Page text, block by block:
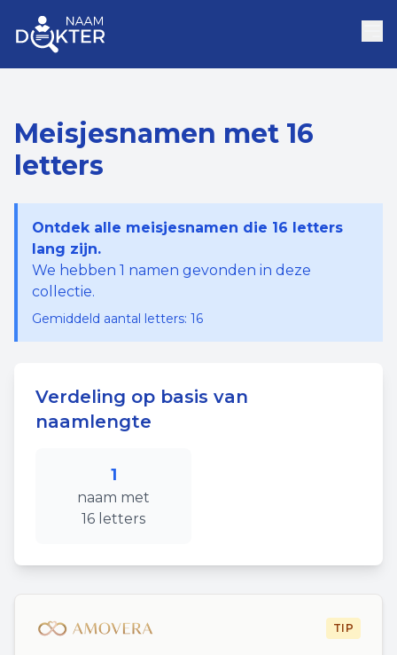
Meisjesnamen met 16
letters
Ontdek alle meisjesnamen die 16 letters
lang zijn.
We hebben 1 namen gevonden in deze
collectie.
Gemiddeld aantal letters: 16
Verdeling op basis van
naamlengte
1
naam met
16 letters
TIP